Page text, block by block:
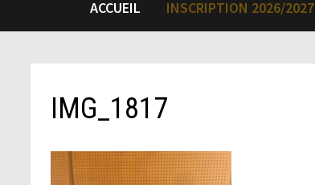
ACCUEIL INSCRIPTION 2026/2027
IMG_1817